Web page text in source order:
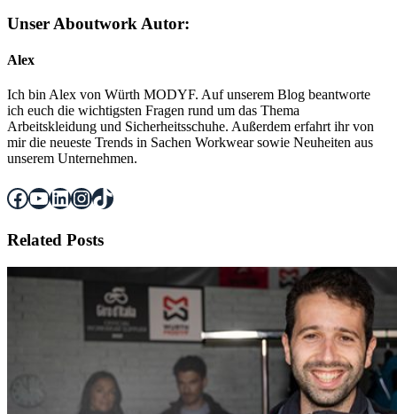
Unser Aboutwork Autor:
Alex
Ich bin Alex von Würth MODYF. Auf unserem Blog beantworte
ich euch die wichtigsten Fragen rund um das Thema
Arbeitskleidung und Sicherheitsschuhe. Außerdem erfahrt ihr von
mir die neueste Trends in Sachen Workwear sowie Neuheiten aus
unserem Unternehmen.
Facebook
YouTube
LinkedIn
Instagram
TikTok
Related Posts